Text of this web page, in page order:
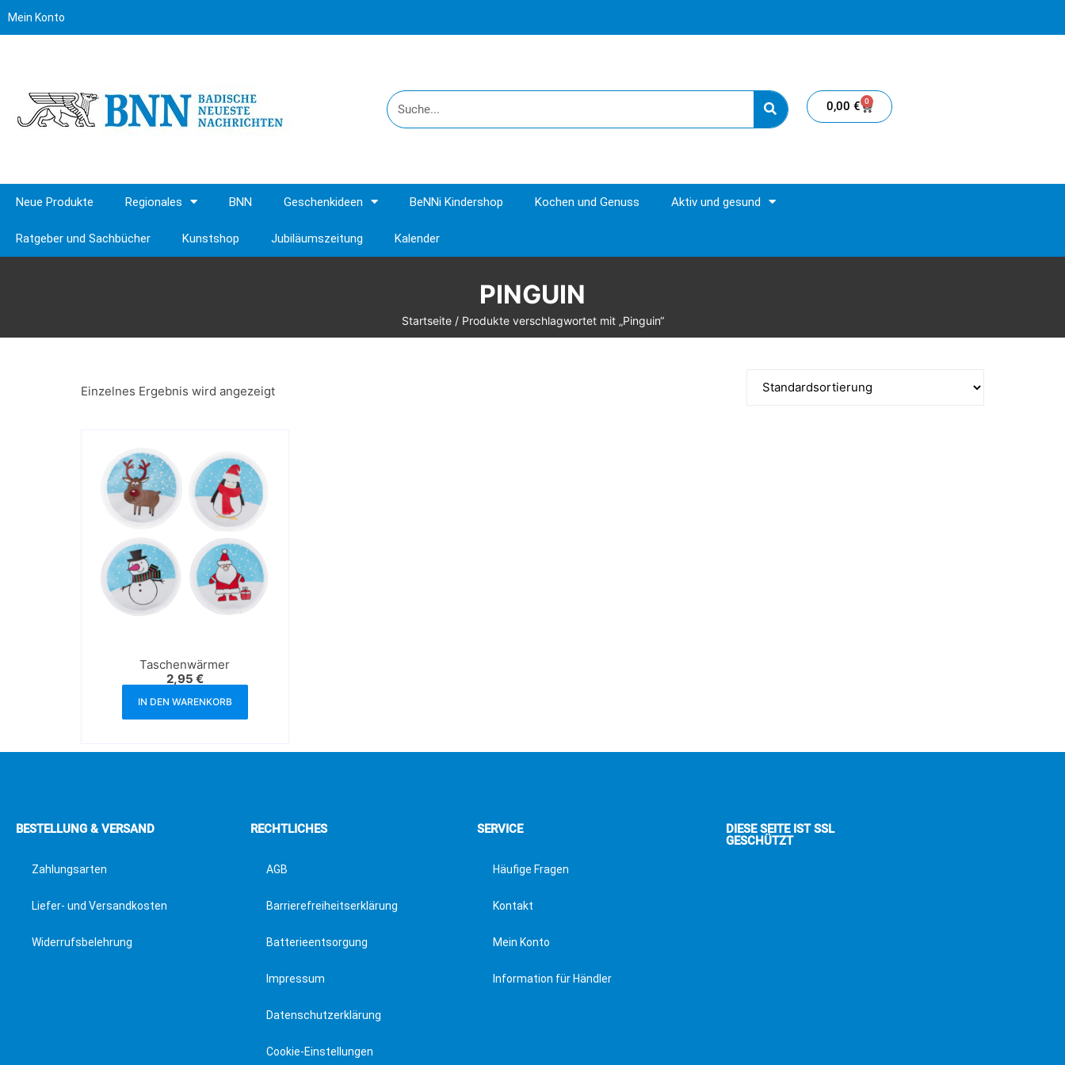
Mein Konto
0,00 € 0
Neue Produkte Regionales BNN Geschenkideen BeNNi Kindershop Kochen und Genuss Aktiv und gesund
Ratgeber und Sachbücher Kunstshop Jubiläumszeitung Kalender
PINGUIN
Startseite/ Produkte verschlagwortet mit „Pinguin“
Einzelnes Ergebnis wird angezeigt
Taschenwärmer
2,95 €
IN DEN WARENKORB
BESTELLUNG & VERSAND
Zahlungsarten
Liefer- und Versandkosten
Widerrufsbelehrung
RECHTLICHES
AGB
Barrierefreiheitserklärung
Batterieentsorgung
Impressum
Datenschutzerklärung
Cookie-Einstellungen
SERVICE
Häufige Fragen
Kontakt
Mein Konto
Information für Händler
DIESE SEITE IST SSL
GESCHÜTZT